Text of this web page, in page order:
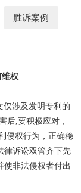
胜诉案例
维权
涉及发明专利的
后,要积极应对，
侵权行为，正确稳
律诉讼双管齐下先
使非法侵权者付出